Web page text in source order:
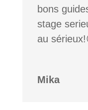
bons
stage
au
Mika